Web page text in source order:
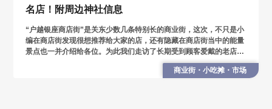
名店！附周边神社信息
“户越银座商店街”是关东少数几条特别长的商业街，这次，不只是小
编在商店街发现很想推荐给大家的店，还有隐藏在商店街当中的能量
景点也一并介绍给各位。为此我们走访了长期受到顾客爱戴的老店，
和2017年以后在户越银座商店街开幕崛起的新店家！
商业街・小吃摊・市场